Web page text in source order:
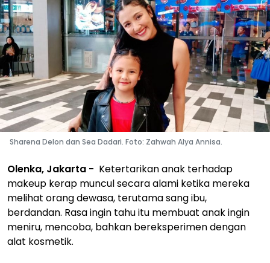
Sharena Delon dan Sea Dadari. Foto: Zahwah Alya Annisa.
Olenka, Jakarta - Ketertarikan anak terhadap
makeup kerap muncul secara alami ketika mereka
melihat orang dewasa, terutama sang ibu,
berdandan. Rasa ingin tahu itu membuat anak ingin
meniru, mencoba, bahkan bereksperimen dengan
alat kosmetik.